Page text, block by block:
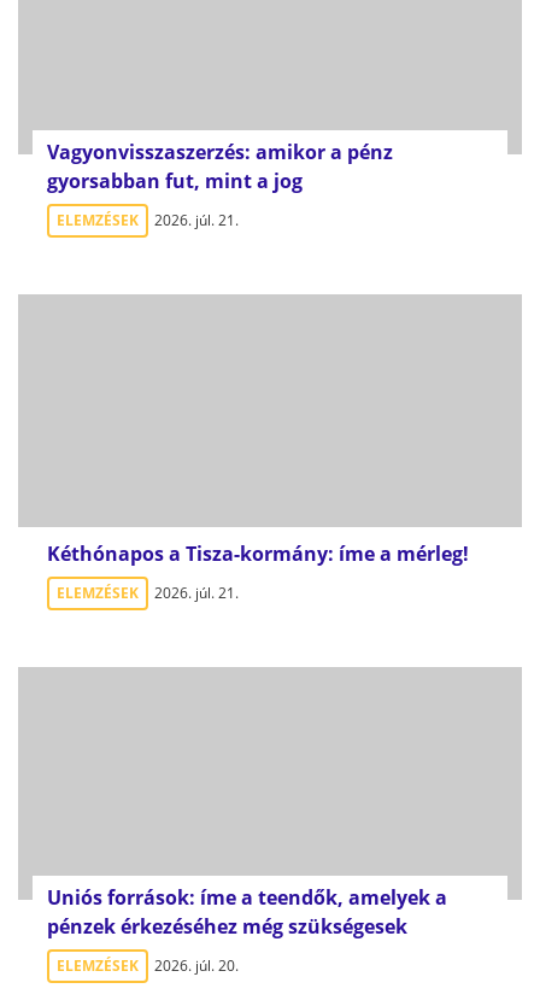
Vagyonvisszaszerzés: amikor a pénz
gyorsabban fut, mint a jog
ELEMZÉSEK 2026. júl. 21.
Kéthónapos a Tisza-kormány: íme a mérleg!
ELEMZÉSEK 2026. júl. 21.
Uniós források: íme a teendők, amelyek a
pénzek érkezéséhez még szükségesek
ELEMZÉSEK 2026. júl. 20.